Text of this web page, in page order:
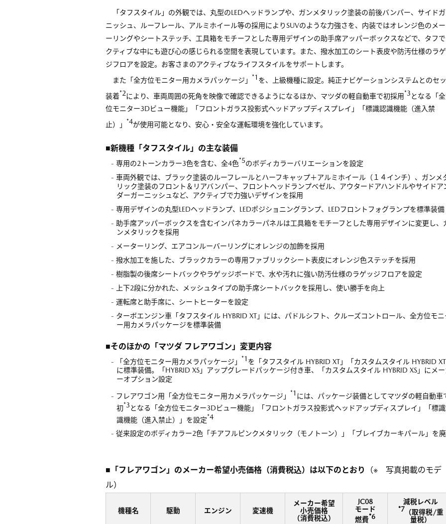
「タフスタイル」の外観では、丸型のLEDヘッドランプや、ガンメタリック塗装の前後バンパー、サイド
ニッシュ、ルーフレール、アルミホイール等の採用によりSUVのような力強さを、内装ではオレンジ色のメー
ーリングやシートステッチ、工具箱をモチーフとした専用デザインの助手席アッパーボックスなどで、タフ
クティブな中にも遊び心の感じられる空間を表現しています。また、撥水加工のシート表皮や防汚仕様のラ
ジフロアを設定。お客さまのアクティブなライフスタイルをサポートします。
また「全方位モニター用カメラパッケージ」 *1 を、上級機種に設定。純正ナビゲーションシステムとのセ
装着*2により、車両周囲の死角を映像で確認できるようになるほか、マツダの軽自動車で初採用*3となる「
位モニター3Dビュー機能」「フロントガラス投影式ヘッドアップディスプレイ」「標識認識機能（進入禁
止）」 *4が使用可能となり、安心・安全な運転環境を強化しています。
■新機種「タフスタイル」の主な装備
- 専用の2トーンカラー3色を含む、全4色*5のボディカラーバリエーションを設定
- 車両外観では、ブラック塗装のルーフレールとハーフキャップ＋アルミホイール（１４インチ）、ガンメ
リック塗装のフロント＆リアバンパー、フロントヘッドランプベゼル、アウタードアハンドルやサイドア
ダーガーニッシュなど、アクティブで力強いデザインを採用
- 専用デザインの丸型LEDヘッドランプ、LEDポジショニングランプ、LEDフロントフォグランプを標準装備
- 助手席アッパーボックスを含むインパネカラーパネルは工具箱をモチーフとした専用デザインに変更し、
ンメタリックを採用
- メーターリング、エアコンルーバーリングにオレンジの加飾を採用
- 撥水加工を施した、ブラックカラーの専用ファブリックシート表皮にオレンジ色ステッチを採用
- 樹脂製の後席シートバックやラゲッジボードで、水や汚れに強い防汚仕様のラゲッジフロアを設定
- 上下2段に分かれた、メッシュタイプの助手席シートバックを採用し、使い勝手を向上
- 運転席と助手席に、シートヒーターを設定
- ターボエンジン車「タフスタイル HYBRID XT」には、パドルシフト、クルーズコントロール、全方位モニ
ー用カメラパッケージを標準装備
■そのほかの「マツダ フレアワゴン」変更内容
- 「全方位モニター用カメラパッケージ」 *1 を「タフスタイル HYBRID XT」「カスタムスタイル HYBRID XT
に標準装備。「HYBRID XS」アップグレードパッケージ付き車、「カスタムスタイル HYBRID XS」にメー
ーオプション設定
- フレアワゴン用「全方位モニター用カメラパッケージ」 *1 には、パッケージ装備としてマツダの軽自動車
初*3となる「全方位モニター3Dビュー機能」「フロントガラス投影式ヘッドアップディスプレイ」「標
識機能（進入禁止）」を設定*4
- 従来設定のボディカラー2色「チアフルピンクメタリック（モノトーン）」「ブレイブカーキパール」を
■「フレアワゴン」のメーカー希望小売価格（消費税込）は以下のとおり
（※ 写真掲載のモデ
ル）
機種名 駆動 エンジン 変速機
メーカー希望
小売価格
（消費税込）
JC08
モード
燃費*6
減税レベル
*7 （取得税/重
量税）